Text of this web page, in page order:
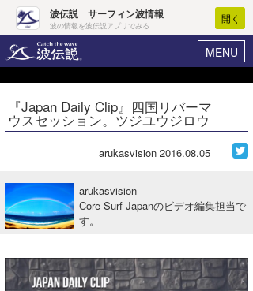
波伝説 サーフィン波情報
波の情報を波伝説アプリでみる
開く
MENU
ヘルプ マイホーム
ログイン
波情報･概況
WAVE HUNTER 波予想ツール
ニュース
『Japan Daily Clip』四国リバーマ
ウスセッション。ツジユウジロウ
arukasvision 2016.08.05
arukasvision
Core Surf Japanのビデオ編集担当で
す。
Core Surf Japan
アート＆エンタメ
トラベル